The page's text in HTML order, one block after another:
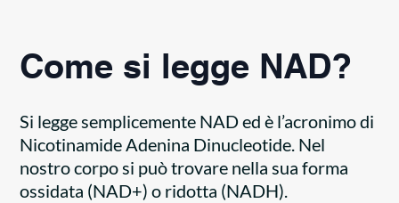
Come si legge NAD?
Si legge semplicemente NAD ed è l’acronimo di
Nicotinamide Adenina Dinucleotide. Nel
nostro corpo si può trovare nella sua forma
ossidata (NAD+) o ridotta (NADH).